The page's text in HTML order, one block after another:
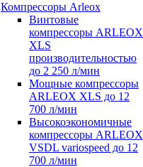
Компрессоры Arleox
Винтовые
компрессоры ARLEOX
XLS
производительностью
до 2 250 л/мин
Мощные компрессоры
ARLEOX XLS до 12
700 л/мин
Высокоэкономичные
компрессоры ARLEOX
VSDL variospeed до 12
700 л/мин